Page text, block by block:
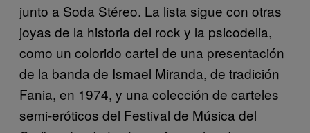
junto a Soda Stéreo. La lista sigue con otras
joyas de la historia del rock y la psicodelia,
como un colorido cartel de una presentación
de la banda de Ismael Miranda, de tradición
Fania, en 1974, y una colección de carteles
semi-eróticos del Festival de Música del